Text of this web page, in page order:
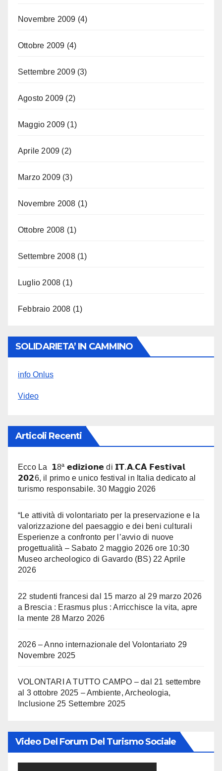
Novembre 2009 (4)
Ottobre 2009 (4)
Settembre 2009(3)
Agosto 2009 (2)
Maggio 2009 (1)
Aprile 2009 (2)
Marzo 2009 (3)
Novembre 2008 (1)
Ottobre 2008 (1)
Settembre 2008(1)
Luglio 2008 (1)
Febbraio 2008 (1)
SOLIDARIETA’ IN CAMMINO
info Onlus
Video
Articoli Recenti
Ecco La 𝟭8ª 𝗲𝗱𝗶𝘇𝗶𝗼𝗻𝗲 di 𝗜𝗧.𝗔.𝗖𝗔̀ 𝗙𝗲𝘀𝘁𝗶𝘃𝗮𝗹
𝟮𝟬𝟮6, il primo e unico festival in Italia dedicato al
turismo responsabile. 30 Maggio 2026
“Le attività di volontariato per la preservazione e la
valorizzazione del paesaggio e dei beni culturali
Esperienze a confronto per l’avvio di nuove
progettualità – Sabato 2 maggio 2026 ore 10:30
Museo archeologico di Gavardo (BS) 22 Aprile
2026
22 studenti francesi dal 15 marzo al 29 marzo 2026
a Brescia : Erasmus plus : Arricchisce la vita, apre
la mente 28 Marzo 2026
2026 – Anno internazionale del Volontariato 29
Novembre 2025
VOLONTARI A TUTTO CAMPO – dal 21 settembre
al 3 ottobre 2025 – Ambiente, Archeologia,
Inclusione 25 Settembre 2025
Video Del Forum Del Turismo Sociale